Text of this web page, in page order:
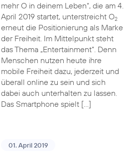
mehr O in deinem Leben“, die am 4.
April 2019 startet, unterstreicht O2
erneut die Positionierung als Marke
der Freiheit. Im Mittelpunkt steht
das Thema „Entertainment“. Denn
Menschen nutzen heute ihre
mobile Freiheit dazu, jederzeit und
überall online zu sein und sich
dabei auch unterhalten zu lassen.
Das Smartphone spielt […]
01. April 2019